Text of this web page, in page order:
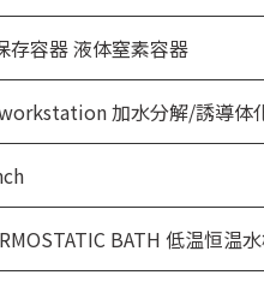
存容器 液体窒素容器
加水分解/誘導体
BATH 低温恒温